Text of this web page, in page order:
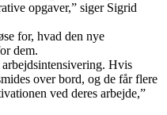
opgaver,” siger Sigrid
for, hvad den nye
dem.
Hvis
over bord, og de får flere
ved deres arbejde,”